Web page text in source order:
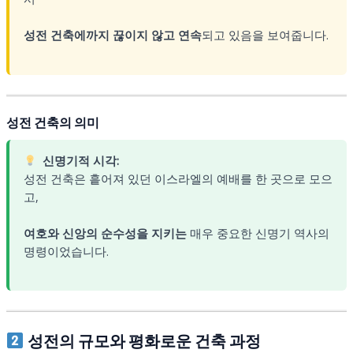
성전 건축에까지 끊이지 않고 연속되고 있음을 보여줍니다.
성전 건축의 의미
신명기적 시각:
성전 건축은 흩어져 있던 이스라엘의 예배를 한 곳으로 모으
고,
여호와 신앙의 순수성을 지키는매우 중요한 신명기 역사의
명령이었습니다.
성전의 규모와 평화로운 건축 과정